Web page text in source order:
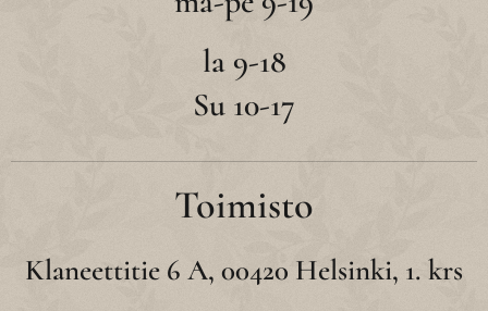
la 9-18
Su 10-17
Toimisto
Klaneettitie 6 A, 00420 Helsinki, 1. krs